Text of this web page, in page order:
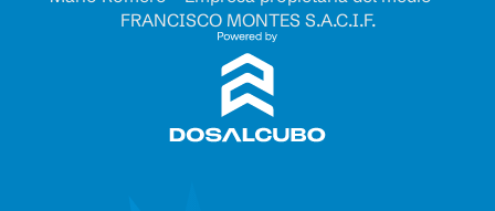
FRANCISCO MONTES S.A.C.I.F.